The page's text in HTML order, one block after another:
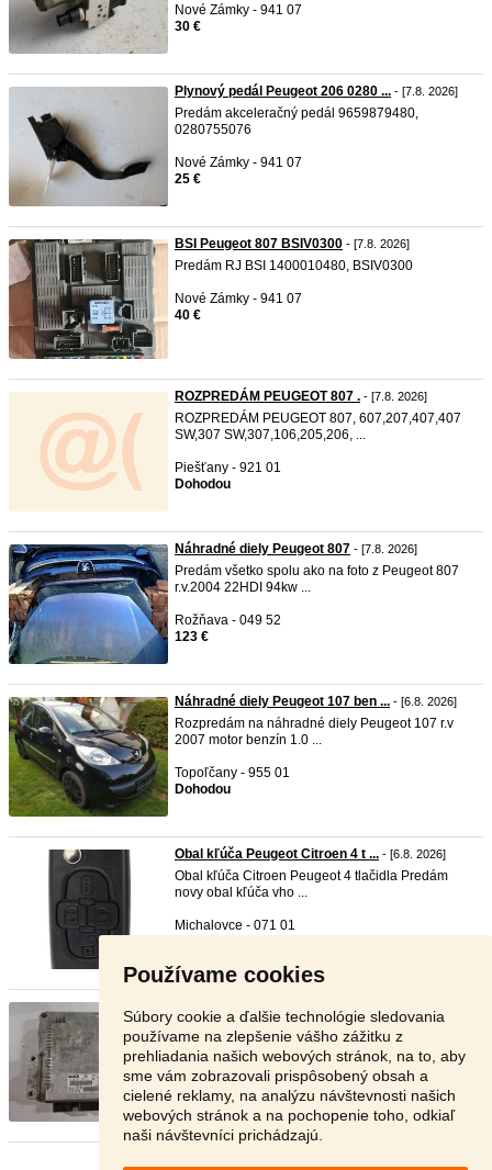
Používame cookies
Súbory cookie a ďalšie technológie sledovania
používame na zlepšenie vášho zážitku z
prehliadania našich webových stránok, na to, aby
sme vám zobrazovali prispôsobený obsah a
cielené reklamy, na analýzu návštevnosti našich
webových stránok a na pochopenie toho, odkiaľ
naši návštevníci prichádzajú.
Nové Zámky - 941 07
30 €
Plynový pedál Peugeot 206 0280 ... - [7.8. 2026]
Predám akceleračný pedál 9659879480,
0280755076
Nové Zámky - 941 07
25 €
BSI Peugeot 807 BSIV0300 - [7.8. 2026]
Predám RJ BSI 1400010480, BSIV0300
Nové Zámky - 941 07
40 €
ROZPREDÁM PEUGEOT 807 . - [7.8. 2026]
ROZPREDÁM PEUGEOT 807, 607,207,407,407
SW,307 SW,307,106,205,206, ...
Piešťany - 921 01
Dohodou
Náhradné diely Peugeot 807 - [7.8. 2026]
Predám všetko spolu ako na foto z Peugeot 807
r.v.2004 22HDI 94kw ...
Rožňava - 049 52
123 €
Náhradné diely Peugeot 107 ben ... - [6.8. 2026]
Rozpredám na náhradné diely Peugeot 107 r.v
2007 motor benzín 1.0 ...
Topoľčany - 955 01
Dohodou
Obal kľúča Peugeot Citroen 4 t ... - [6.8. 2026]
Obal kľúča Citroen Peugeot 4 tlačidla Predám
novy obal kľúča vho ...
Michalovce - 071 01
Predám RJ motora 0281011522, 9650932080,
9640938180
Nové Zámky - 941 08
40 €